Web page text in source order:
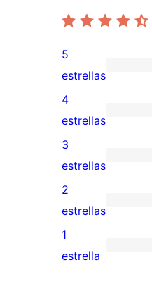
49
valoraciones
de
5
estrellas
5
estrellas
3
valoraciones
de
4
estrellas
4
estrellas
0
valoraciones
de
3
estrellas
3
estrellas
1
valoración
de
2
estrellas
2
1
estrella